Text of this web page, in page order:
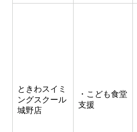
ときわスイミ
ングスクール
城野店
・こども食堂
支援